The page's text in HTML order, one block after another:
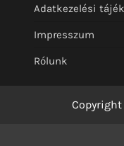
Adatkezelési
Impresszum
Rólunk